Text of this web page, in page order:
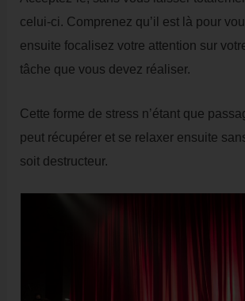
celui-ci. Comprenez qu’il est là pour
ensuite focalisez votre attention sur
tâche que vous devez réaliser.
Cette forme de stress n’étant que
peut récupérer et se relaxer ensuite
soit destructeur.